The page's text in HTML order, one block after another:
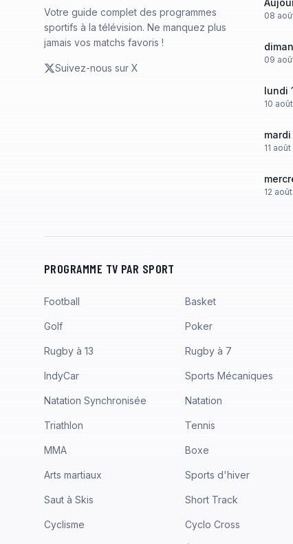
Votre guide complet des programmes
sportifs à la télévision. Ne manquez plus
jamais vos matchs favoris !
Suivez-nous sur X
08
09
lundi
10 août
mardi
11 août
12 août
PROGRAMME TV PAR SPORT
Football Basket
Golf Poker
Rugby à 13 Rugby à 7
IndyCar Sports Mécaniques
Natation Synchronisée Natation
Triathlon Tennis
MMA Boxe
Arts martiaux Sports d'hiver
Saut à Skis Short Track
Cyclisme Cyclo Cross